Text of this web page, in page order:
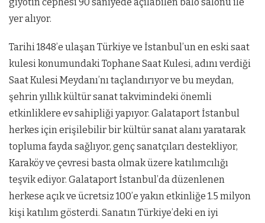
yer alıyor.
Tarihi 1848’e ulaşan Türkiye ve İstanbul’un en eski saat
kulesi konumundaki Tophane Saat Kulesi, adını verdiği
Saat Kulesi Meydanı’nı taçlandırıyor ve bu meydan,
şehrin yıllık kültür sanat takvimindeki önemli
etkinliklere ev sahipliği yapıyor. Galataport İstanbul
herkes için erişilebilir bir kültür sanat alanı yaratarak
topluma fayda sağlıyor, genç sanatçıları destekliyor,
Karaköy ve çevresi basta olmak üzere katılımcılığı
teşvik ediyor. Galataport İstanbul’da düzenlenen
herkese açık ve ücretsiz 100’e yakın etkinliğe 1.5 milyon
kişi katılım gösterdi. Sanatın Türkiye’deki en iyi